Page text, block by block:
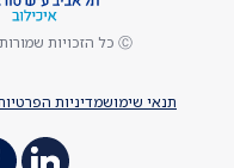
תנאי שימושמדיניות
Ⓒ כל הזכויות שמורות לאיכילוב